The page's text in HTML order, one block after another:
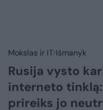
Mokslas ir IT Išmanyk
Rusija vysto
interneto
prireiks jo